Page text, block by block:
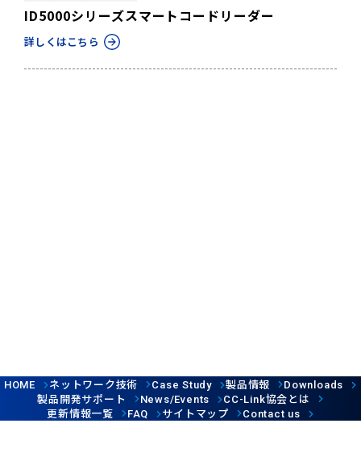
ID5000シリーズスマートコードリーダー
詳しくはこちら
HOME ネットワーク技術 Case Study 製品情報 Downloads
製品開発サポート News/Events CC-Link協会とは
更新情報一覧
FAQ サイトマップ Contact us